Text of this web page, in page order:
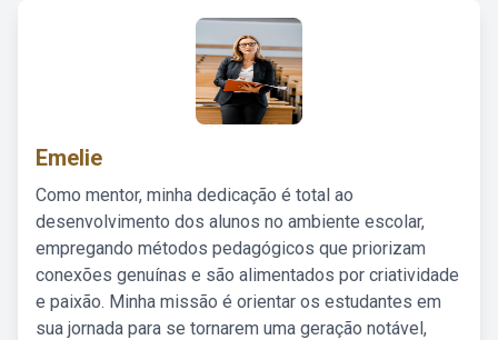
Emelie
Como mentor, minha dedicação é total ao
desenvolvimento dos alunos no ambiente escolar,
empregando métodos pedagógicos que priorizam
conexões genuínas e são alimentados por criatividade
e paixão. Minha missão é orientar os estudantes em
sua jornada para se tornarem uma geração notável,